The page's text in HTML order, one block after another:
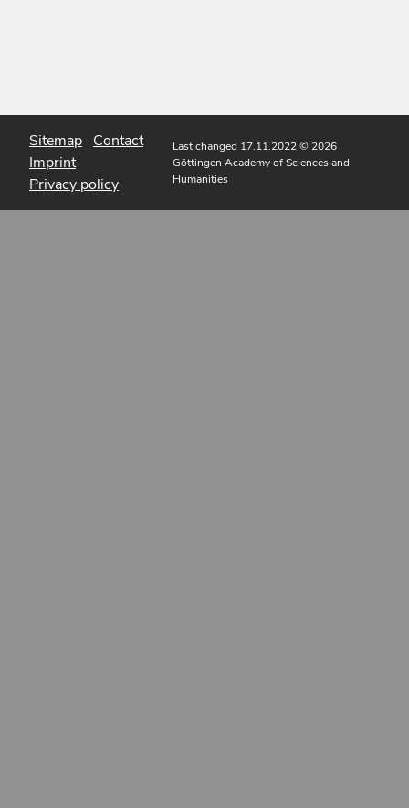
Sitemap Contact
Imprint
Privacy policy
Last changed 17.11.2022© 2026
Göttingen Academy of Sciences and
Humanities